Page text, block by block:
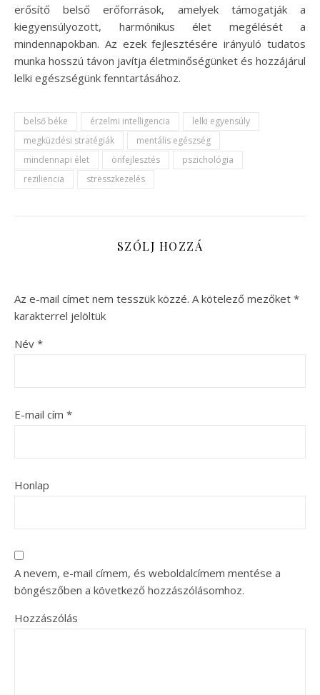
erősítő belső erőforrások, amelyek támogatják a
kiegyensúlyozott, harmónikus élet megélését a
mindennapokban. Az ezek fejlesztésére irányuló tudatos
munka hosszú távon javítja életminőségünket és hozzájárul
lelki egészségünk fenntartásához.
belső béke érzelmi intelligencia
lelki egyensúly
megküzdési stratégiák
mentális egészség
mindennapi élet
önfejlesztés
pszichológia
reziliencia
stresszkezelés
SZÓLJ HOZZÁ
Az e-mail címet nem tesszük közzé. A kötelező mezőket *
karakterrel jelöltük
Név *
E-mail cím *
Honlap
A nevem, e-mail címem, és weboldalcímem mentése a
böngészőben a következő hozzászólásomhoz.
Hozzászólás